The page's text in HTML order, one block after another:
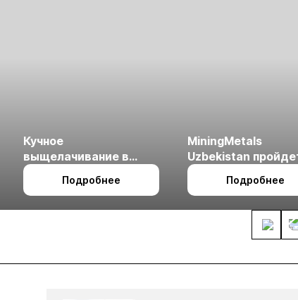
Кучное
выщелачивание в
холодном климате
Подробнее
MiningMetals
Uzbekistan
27 по 29 октября в
Ташкент
Подробнее